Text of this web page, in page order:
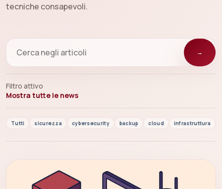
tecniche consapevoli.
→
Filtro attivo
Mostra tutte le news
Tutti sicurezza cybersecurity backup cloud infrastruttura